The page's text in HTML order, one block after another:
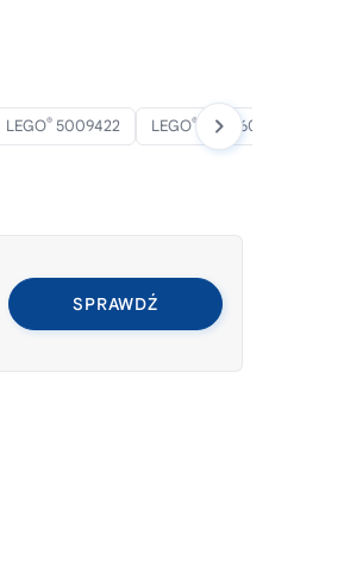
LEGO® 5009422 LEGO® 5009609
SPRAWDŹ